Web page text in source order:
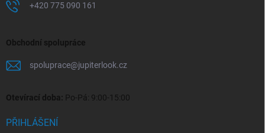
+420 775 090 161
Obchodní spolupráce
spoluprace@jupiterlook.cz
Otevírací doba: Po-Pá: 9:00-15:00
PŘIHLÁŠENÍ